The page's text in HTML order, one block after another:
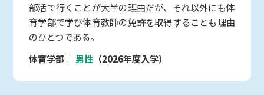
部活で行くことが大半の理由だが、それ以外にも体
育学部で学び体育教師の免許を取得することも理由
のひとつである。
体育学部
男性 （2026年度入学）